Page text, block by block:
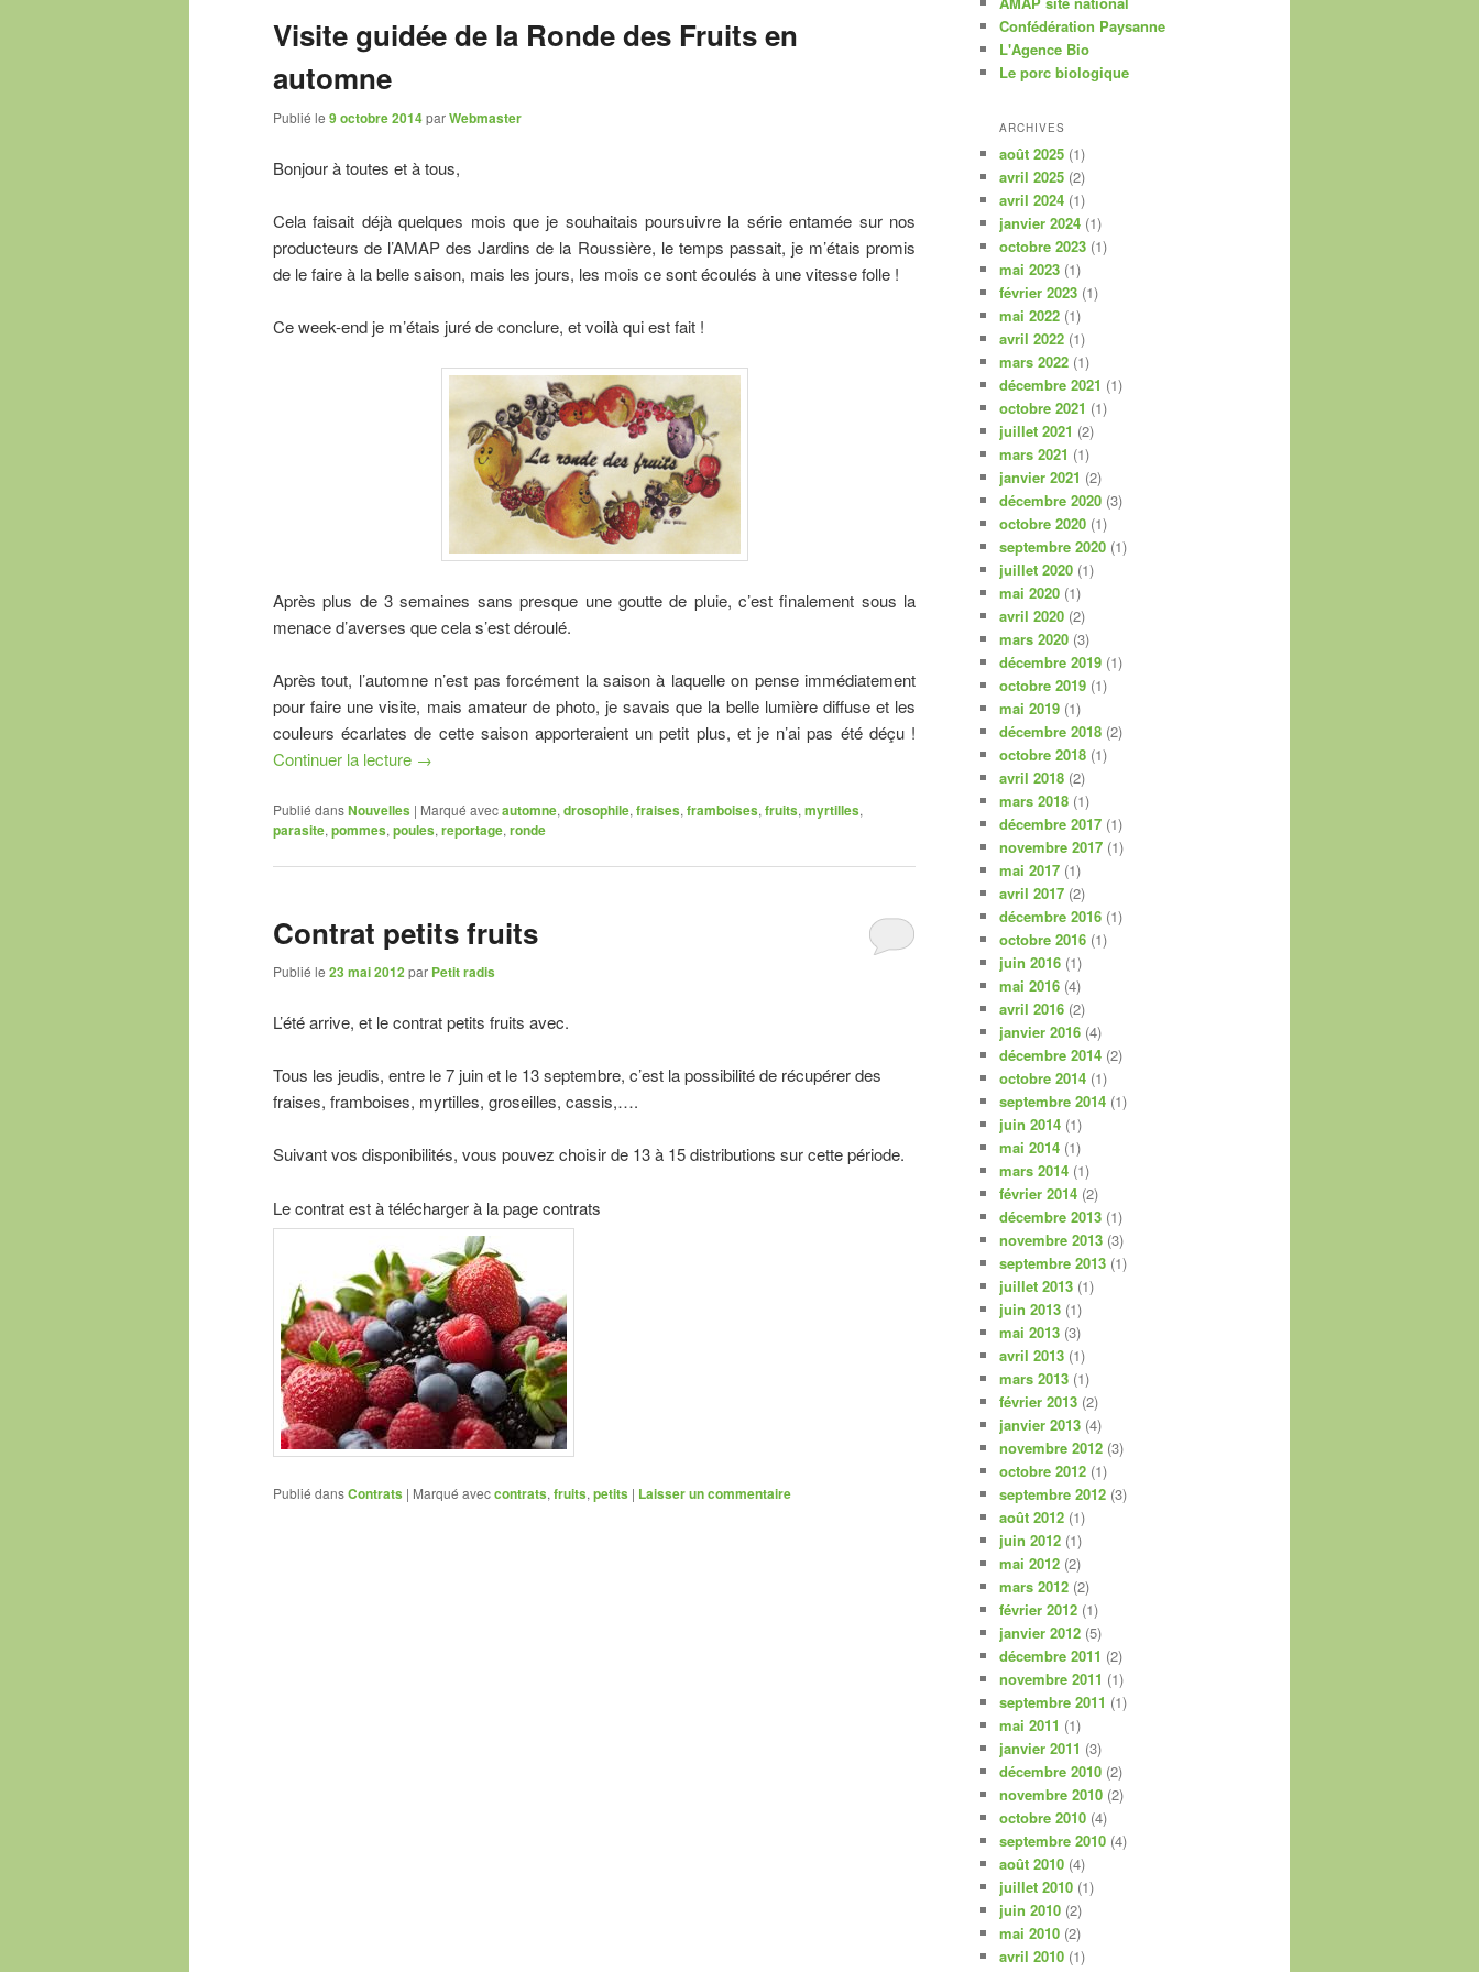
Visite guidée de la Ronde des Fruits en
automne
Publié le 9 octobre 2014parWebmaster
Bonjour à toutes et à tous,
Cela faisait déjà quelques mois que je souhaitais poursuivre la série entamée sur nos
producteurs de l’AMAP des Jardins de la Roussière, le temps passait, je m’étais promis
de le faire à la belle saison, mais les jours, les mois ce sont écoulés à une vitesse folle !
Ce week-end je m’étais juré de conclure, et voilà qui est fait !
Après plus de 3 semaines sans presque une goutte de pluie, c’est finalement sous la
menace d’averses que cela s’est déroulé.
Après tout, l’automne n’est pas forcément la saison à laquelle on pense immédiatement
pour faire une visite, mais amateur de photo, je savais que la belle lumière diffuse et les
couleurs écarlates de cette saison apporteraient un petit plus, et je n’ai pas été déçu !
Continuer la lecture →
Publié dansNouvelles | Marqué avecautomne, drosophile, fraises, framboises, fruits, myrtilles,
parasite, pommes, poules, reportage, ronde
Contrat petits fruits
Publié le 23 mai 2012par Petit radis
L’été arrive, et le contrat petits fruits avec.
Tous les jeudis, entre le 7 juin et le 13 septembre, c’est la possibilité de récupérer des
fraises, framboises, myrtilles, groseilles, cassis,….
Suivant vos disponibilités, vous pouvez choisir de 13 à 15 distributions sur cette période.
Le contrat est à télécharger à la page contrats
Publié dansContrats | Marqué aveccontrats, fruits, petits | Laisser un commentaire
Confédération Paysanne
L'Agence Bio
Le porc biologique
ARCHIVES
août 2025 (1)
avril 2025 (2)
avril 2024 (1)
janvier 2024 (1)
octobre 2023 (1)
mai 2023 (1)
février 2023 (1)
mai 2022 (1)
avril 2022 (1)
mars 2022 (1)
décembre 2021 (1)
octobre 2021 (1)
juillet 2021 (2)
mars 2021 (1)
janvier 2021 (2)
décembre 2020 (3)
octobre 2020 (1)
septembre 2020 (1)
juillet 2020 (1)
mai 2020 (1)
avril 2020 (2)
mars 2020 (3)
décembre 2019 (1)
octobre 2019 (1)
mai 2019 (1)
décembre 2018 (2)
octobre 2018 (1)
avril 2018 (2)
mars 2018 (1)
décembre 2017 (1)
novembre 2017 (1)
mai 2017 (1)
avril 2017 (2)
décembre 2016 (1)
octobre 2016 (1)
juin 2016 (1)
mai 2016 (4)
avril 2016 (2)
janvier 2016 (4)
décembre 2014 (2)
octobre 2014 (1)
septembre 2014 (1)
juin 2014 (1)
mai 2014 (1)
mars 2014 (1)
février 2014 (2)
décembre 2013 (1)
novembre 2013 (3)
septembre 2013 (1)
juillet 2013 (1)
juin 2013 (1)
mai 2013 (3)
avril 2013 (1)
mars 2013 (1)
février 2013 (2)
janvier 2013 (4)
novembre 2012 (3)
octobre 2012 (1)
septembre 2012 (3)
août 2012 (1)
juin 2012 (1)
mai 2012 (2)
mars 2012 (2)
février 2012 (1)
janvier 2012 (5)
décembre 2011 (2)
novembre 2011 (1)
septembre 2011 (1)
mai 2011 (1)
janvier 2011 (3)
décembre 2010 (2)
novembre 2010 (2)
octobre 2010 (4)
septembre 2010 (4)
août 2010 (4)
juillet 2010 (1)
juin 2010 (2)
mai 2010 (2)
avril 2010 (1)